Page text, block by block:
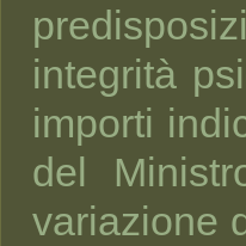
integrità
importi
del
variazione